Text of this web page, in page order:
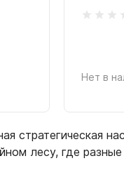
Нет в
стратегическая
лесу, где